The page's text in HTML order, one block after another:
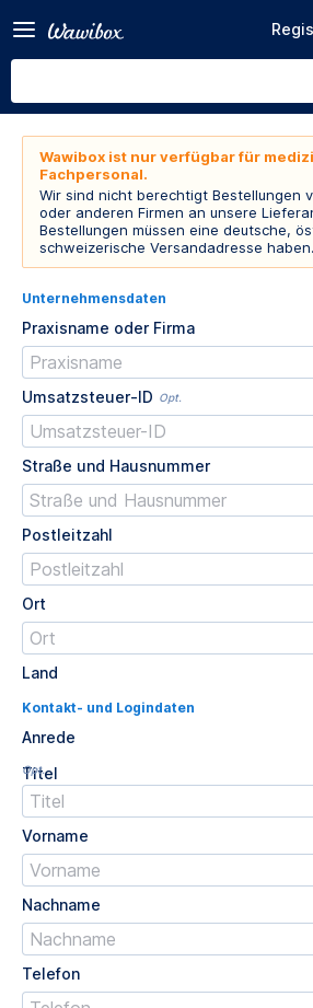
Wawibox ist nur verfügbar für
Fachpersonal.
Wir sind nicht berechtigt Bestellungen
oder anderen Firmen an unsere
Bestellungen müssen eine deutsche,
schweizerische Versandadresse haben.
Unternehmensdaten
Praxisname oder Firma
Umsatzsteuer-ID Opt.
Straße und Hausnummer
Postleitzahl
Ort
Land
Kontakt- und Logindaten
Anrede
Titel
Opt.
Vorname
Nachname
Telefon